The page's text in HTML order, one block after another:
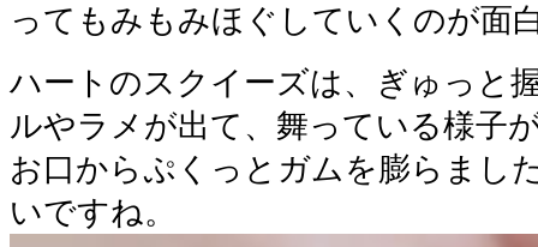
ってもみもみほぐしていくのが面
ハートのスクイーズは、ぎゅっと
ルやラメが出て、舞っている様子
お口からぷくっとガムを膨らまし
いですね。